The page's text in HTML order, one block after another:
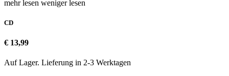
mehr lesen weniger lesen
CD
€ 13,99
Auf Lager. Lieferung in 2-3 Werktagen